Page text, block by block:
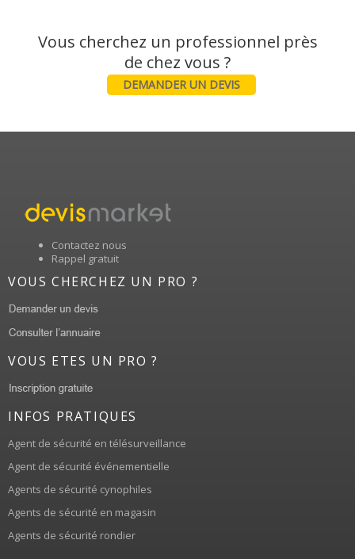
Vous cherchez un professionnel près
DEMANDER UN DEVIS
Contactez nous
Rappel gratuit
VOUS CHERCHEZ UN PRO ?
VOUS ETES UN PRO ?
INFOS PRATIQUES
Agent de sécurité en télésurveillance
Agent de sécurité événementielle
Agents de sécurité cynophiles
Agents de sécurité en magasin
Agents de sécurité rondier